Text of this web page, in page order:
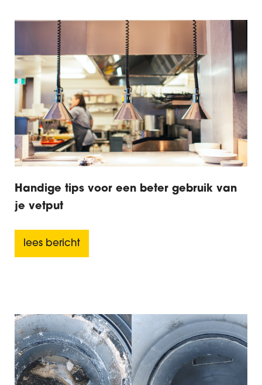
Handige tips voor een beter gebruik van
je vetput
lees bericht